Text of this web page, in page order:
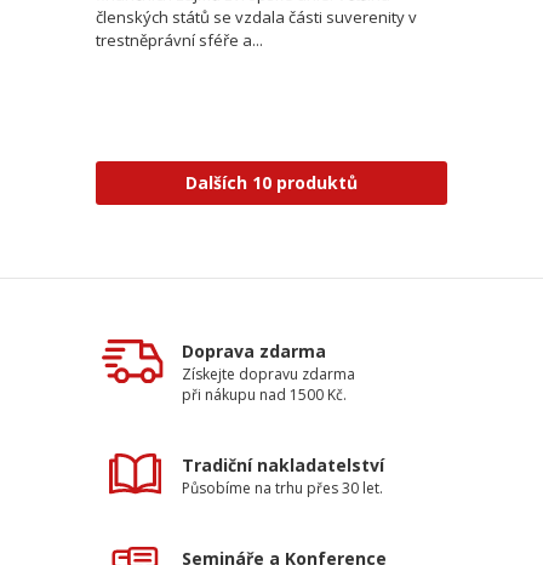
členských států se vzdala části suverenity v
trestněprávní sféře a...
Dalších 10 produktů
Doprava zdarma
Získejte dopravu zdarma
při nákupu nad 1500 Kč.
Tradiční nakladatelství
Působíme na trhu přes 30 let.
Semináře a Konference